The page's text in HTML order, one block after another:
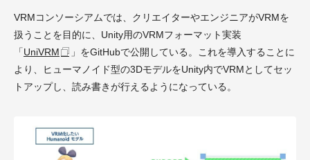
VRMコンソーシアムでは、クリエイターやエンジニアがVRMを
扱うことを目的に、Unity用のVRMフォーマット実装
「UniVRM
」をGitHubで公開している。これを導入することに
より、ヒューマノイド型の3DモデルをUnity内でVRMとしてセッ
トアップし、読み書きが行えるようになっている。